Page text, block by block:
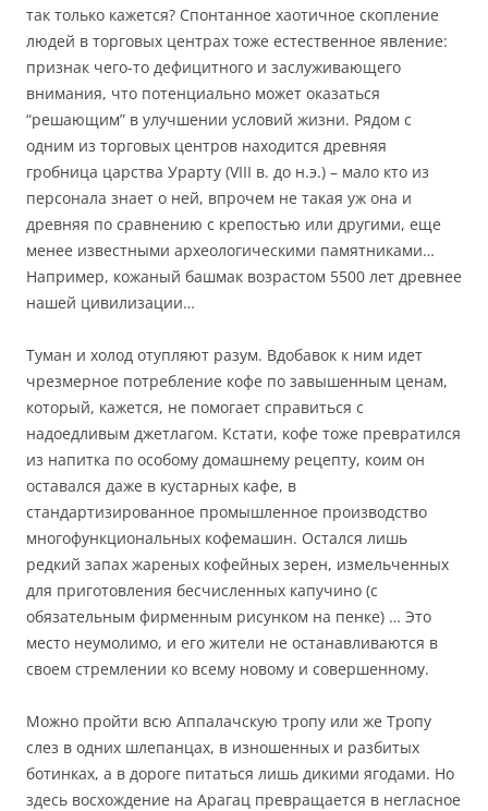
так только кажется? Спонтанное хаотичное скопление
людей в торговых центрах тоже естественное явление:
признак чего-то дефицитного и заслуживающего
внимания, что потенциально может оказаться
“решающим” в улучшении условий жизни. Рядом с
одним из торговых центров находится древняя
гробница царства Урарту (VIII в. до н.э.) – мало кто из
персонала знает о ней, впрочем не такая уж она и
древняя по сравнению с крепостью или другими, еще
менее известными археологическими памятниками…
Например, кожаный башмак возрастом 5500 лет древнее
нашей цивилизации…
Туман и холод отупляют разум. Вдобавок к ним идет
чрезмерное потребление кофе по завышенным ценам,
который, кажется, не помогает справиться с
надоедливым джетлагом. Кстати, кофе тоже превратился
из напитка по особому домашнему рецепту, коим он
оставался даже в кустарных кафе, в
стандартизированное промышленное производство
многофункциональных кофемашин. Остался лишь
редкий запах жареных кофейных зерен, измельченных
для приготовления бесчисленных капучино (с
обязательным фирменным рисунком на пенке) … Это
место неумолимо, и его жители не останавливаются в
своем стремлении ко всему новому и совершенному.
Можно пройти всю Аппалачскую тропу или же Тропу
слез в одних шлепанцах, в изношенных и разбитых
ботинках, а в дороге питаться лишь дикими ягодами. Но
здесь восхождение на Арагац превращается в негласное